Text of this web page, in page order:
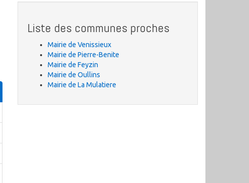
Liste des communes proches
Mairie de Venissieux
Mairie de Pierre-Benite
Mairie de Feyzin
Mairie de Oullins
Mairie de La Mulatiere